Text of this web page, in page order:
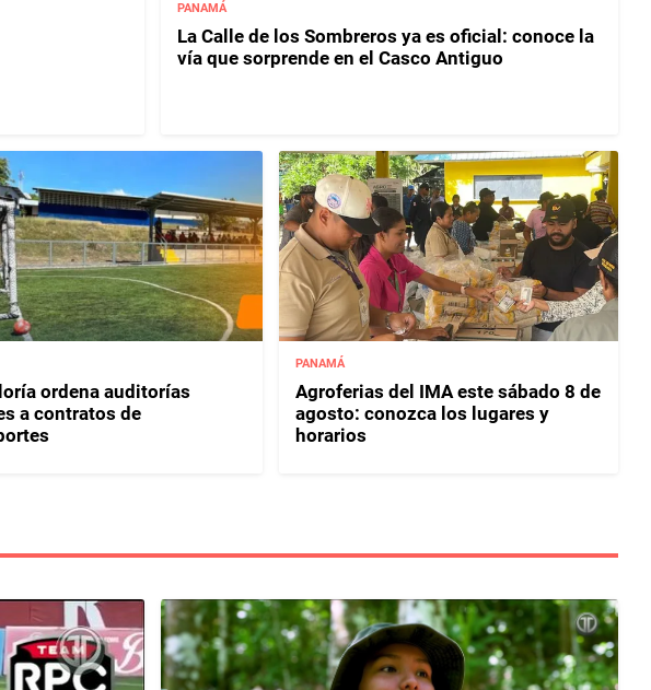
PANAMÁ
La Calle de los Sombreros ya es oficial: conoce la
vía que sorprende en el Casco Antiguo
ordena auditorías
a contratos de
PANAMÁ
Agroferias del IMA este sábado 8 de
agosto: conozca los lugares y
horarios